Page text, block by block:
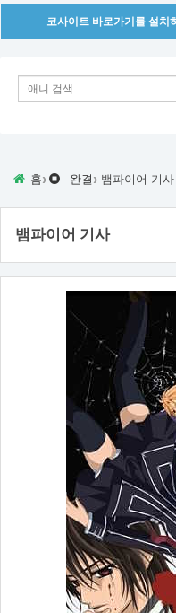
코사이트 바로가기를 설치
홈› 완결 › 뱀파이어 기사
뱀파이어 기사